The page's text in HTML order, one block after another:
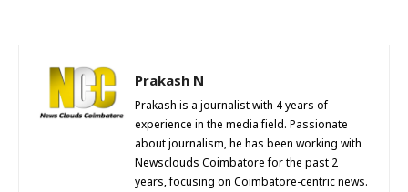
Prakash N
Prakash is a journalist with 4 years of
experience in the media field. Passionate
about journalism, he has been working with
Newsclouds Coimbatore for the past 2
years, focusing on Coimbatore-centric news.